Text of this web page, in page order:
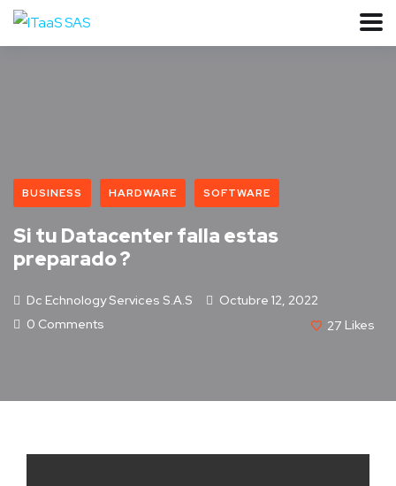
BUSINESS HARDWARE SOFTWARE
Si tu Datacenter falla estas
preparado ?
Dc Echnology Services S.A.S
Octubre 12, 2022
0 Comments
27 Likes